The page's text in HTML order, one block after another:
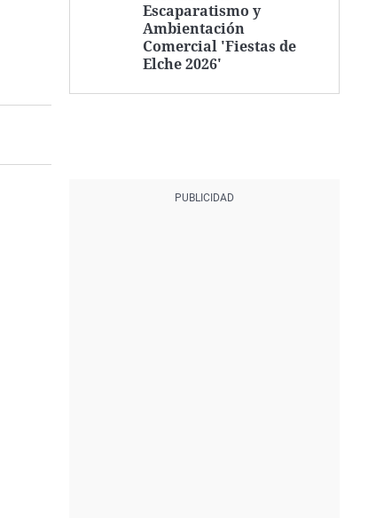
Escaparatismo y
Ambientación
Comercial 'Fiestas de
Elche 2026'